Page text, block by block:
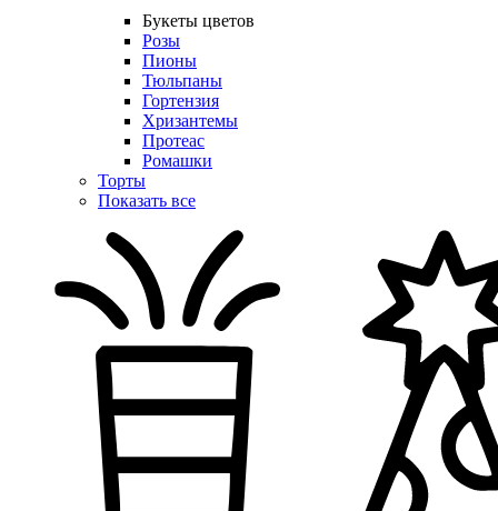
Букеты цветов
Розы
Пионы
Тюльпаны
Гортензия
Хризантемы
Протеас
Ромашки
Торты
Показать все